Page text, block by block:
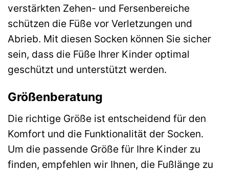
verstärkten Zehen- und Fersenbereiche
schützen die Füße vor Verletzungen und
Abrieb. Mit diesen Socken können Sie sicher
sein, dass die Füße Ihrer Kinder optimal
geschützt und unterstützt werden.
Größenberatung
Die richtige Größe ist entscheidend für den
Komfort und die Funktionalität der Socken.
Um die passende Größe für Ihre Kinder zu
finden, empfehlen wir Ihnen, die Fußlänge zu